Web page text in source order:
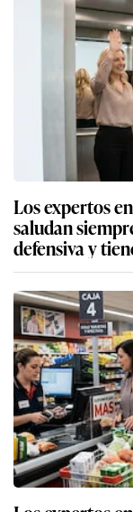
Los expertos
saludan
defensiva y